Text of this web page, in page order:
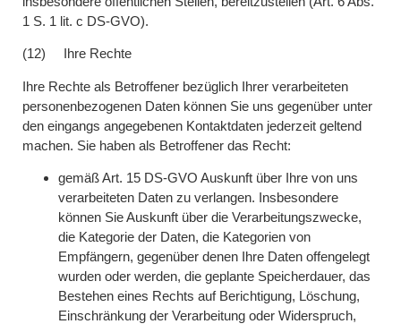
1 S. 1 lit. c DS-GVO).
(12) Ihre Rechte
Ihre Rechte als Betroffener bezüglich Ihrer verarbeiteten
personenbezogenen Daten können Sie uns gegenüber unter
den eingangs angegebenen Kontaktdaten jederzeit geltend
machen. Sie haben als Betroffener das Recht:
gemäß Art. 15 DS-GVO Auskunft über Ihre von uns
verarbeiteten Daten zu verlangen. Insbesondere
können Sie Auskunft über die Verarbeitungszwecke,
die Kategorie der Daten, die Kategorien von
Empfängern, gegenüber denen Ihre Daten offengelegt
wurden oder werden, die geplante Speicherdauer, das
Bestehen eines Rechts auf Berichtigung, Löschung,
Einschränkung der Verarbeitung oder Widerspruch,